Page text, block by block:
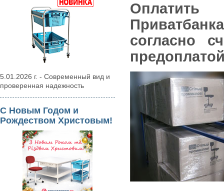
5.01.2026 г. - Современный вид и
проверенная надежность
С Новым Годом и
Рождеством Христовым!
Оплатить
согласно